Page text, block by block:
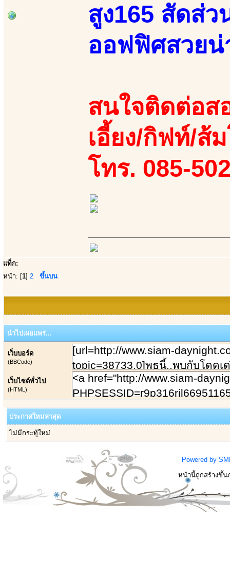
สูง165 สัดส่ว
ออฟฟิศสวยน่
สนใจติดต่อส
เอี้ยง/กิฟท์/ส้
โทร. 085-
แท็ก:
หน้า: [1] 2 ขึ้นบน
นำไปเผยแพร่...
เว็บบอร์ด
(BBCode)
เว็บไซต์ทั่วไป
(HTML)
ประกาศใหม่ล่าสุด
ไม่มีกระทู้ใหม่
Powered by
หน้านี้ถูกสร้างขึ้น